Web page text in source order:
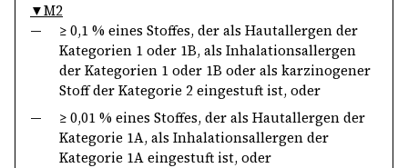
▼M2
—
≥ 0,1 % eines Stoffes, der als Hautallergen der
Kategorien 1 oder 1B, als Inhalationsallergen
der Kategorien 1 oder 1B oder als karzinogener
Stoff der Kategorie 2 eingestuft ist, oder
—
≥ 0,01 % eines Stoffes, der als Hautallergen der
Kategorie 1A, als Inhalationsallergen der
Kategorie 1A eingestuft ist, oder